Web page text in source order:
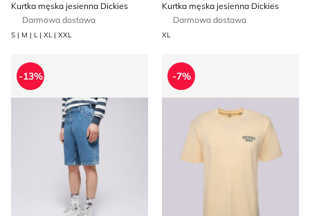
Kurtka męska jesienna Dickies
Darmowa dostawa
S | M | L | XL | XXL
Kurtka męska jesienna Dickies
Darmowa dostawa
XL
Spodenki męskie sportowe na lato Dickies
-13%
T-shirt męski Dickies
-7%